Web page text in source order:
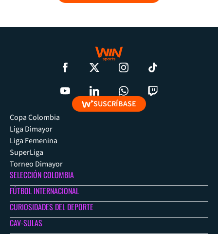
SUSCRÍBASE
Copa Colombia
Liga Dimayor
Liga Femenina
SuperLiga
Torneo Dimayor
SELECCIÓN COLOMBIA
FÚTBOL INTERNACIONAL
CURIOSIDADES DEL DEPORTE
CAV-SULAS